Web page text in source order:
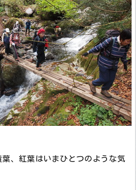
、紅葉はいまひとつのような気